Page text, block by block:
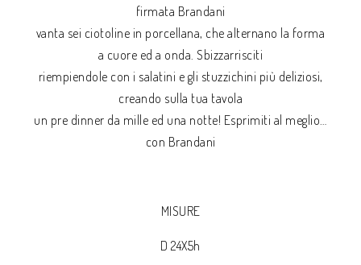
firmata Brandani
vanta sei ciotoline in porcellana, che alternano la forma
a cuore ed a onda. Sbizzarrisciti
riempiendole con i salatini e gli stuzzichini più deliziosi,
creando sulla tua tavola
un pre dinner da mille ed una notte! Esprimiti al meglio…
con Brandani
MISURE
D 24X5h